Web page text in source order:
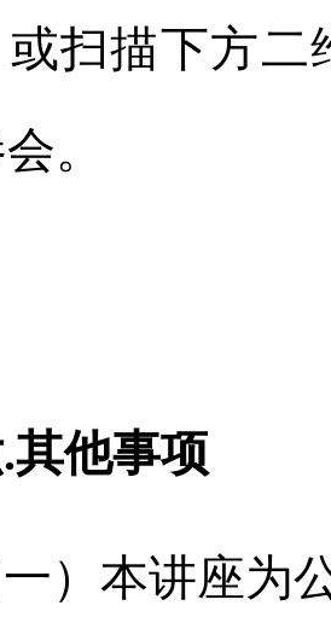
扫描下方
。
其他事项
一）本讲座为